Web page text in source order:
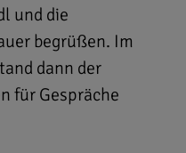
und die
begrüßen. Im
dann der
für Gespräche